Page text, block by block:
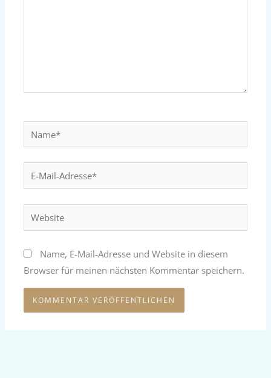
Mail-
Adresse*
Website
Name, E-Mail-Adresse und Website in diesem
Browser für meinen nächsten Kommentar speichern.